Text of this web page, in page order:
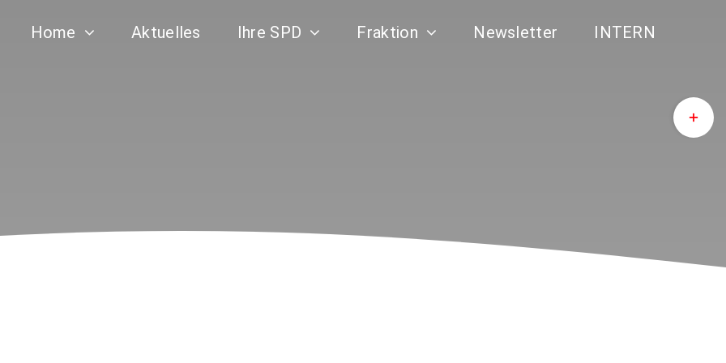
Home Aktuelles Ihre SPD Fraktion Newsletter INTERN
Toggle
Sliding